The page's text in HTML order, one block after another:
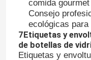
comida
Consejo
ecológicas
7Etiquetas y
de botellas de
Etiquetas y